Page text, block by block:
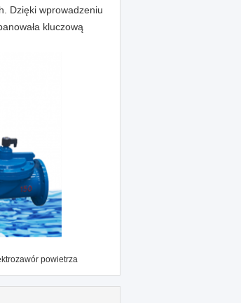
Dzięki wprowadzeniu
kluczową
powietrza